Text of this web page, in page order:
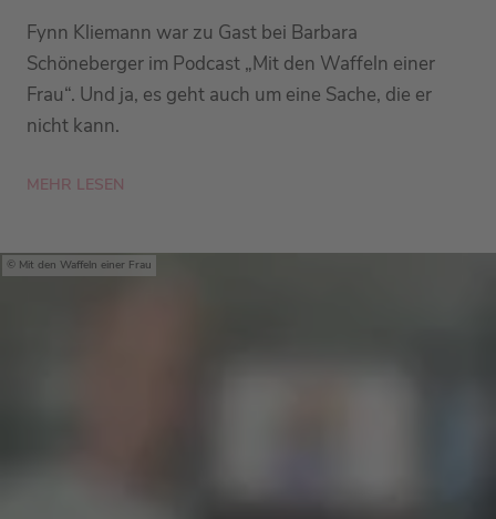
Fynn Kliemann war zu Gast bei Barbara
Schöneberger im Podcast „Mit den Waffeln einer
Frau“. Und ja, es geht auch um eine Sache, die er
nicht kann.
MEHR LESEN
Mit den Waffeln einer Frau